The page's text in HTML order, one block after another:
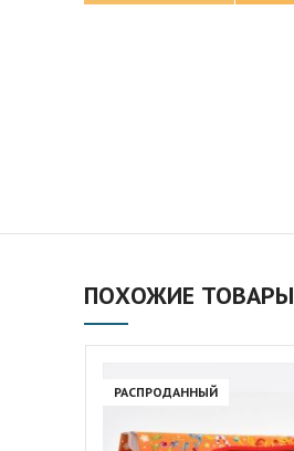
ПОХОЖИЕ ТОВАРЫ
РАСПРОДАННЫЙ